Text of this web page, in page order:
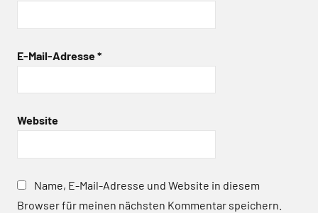
E-Mail-Adresse*
Website
Name, E-Mail-Adresse und Website in diesem
Browser für meinen nächsten Kommentar speichern.